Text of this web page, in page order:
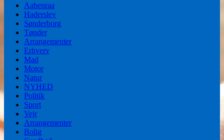
Aabenraa
Haderslev
Sønderborg
Tønder
Arrangementer
Erhverv
Mad
Motor
Natur
NYHED
Politik
Sport
Vejr
Arrangementer
Bolig